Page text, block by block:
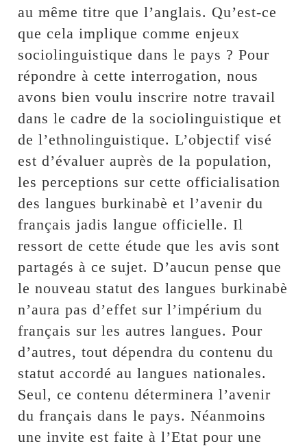
au même titre que l’anglais. Qu’est-ce
que cela implique comme enjeux
sociolinguistique dans le pays ? Pour
répondre à cette interrogation, nous
avons bien voulu inscrire notre travail
dans le cadre de la sociolinguistique et
de l’ethnolinguistique. L’objectif visé
est d’évaluer auprès de la population,
les perceptions sur cette officialisation
des langues burkinabè et l’avenir du
français jadis langue officielle. Il
ressort de cette étude que les avis sont
partagés à ce sujet. D’aucun pense que
le nouveau statut des langues burkinabè
n’aura pas d’effet sur l’impérium du
français sur les autres langues. Pour
d’autres, tout dépendra du contenu du
statut accordé au langues nationales.
Seul, ce contenu déterminera l’avenir
du français dans le pays. Néanmoins
une invite est faite à l’Etat pour une